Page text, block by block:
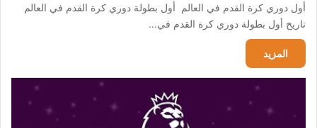
أول دوري كرة القدم في العالم أول بطولة دوري كرة القدم في العالم
تاريخ أول بطولة دوري كرة القدم في…
المزيد